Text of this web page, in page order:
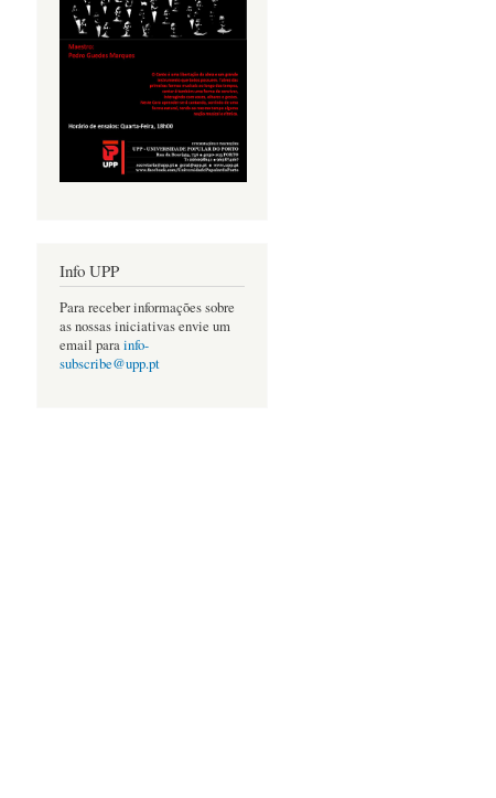
Info UPP
Para receber informações sobre
as nossas iniciativas envie um
email parainfo-
subscribe@upp.pt